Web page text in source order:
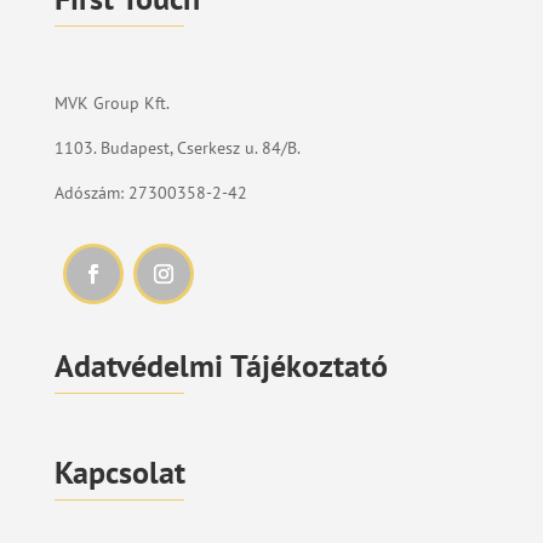
MVK Group Kft.
1103. Budapest, Cserkesz u. 84/B.
Adószám: 27300358-2-42
Adatvédelmi Tájékoztató
Kapcsolat